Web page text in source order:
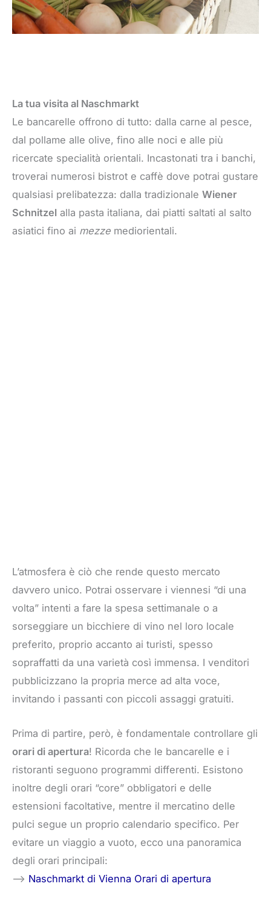
La tua visita al Naschmarkt
Le bancarelle offrono di tutto: dalla carne al pesce,
dal pollame alle olive, fino alle noci e alle più
ricercate specialità orientali. Incastonati tra i banchi,
troverai numerosi bistrot e caffè dove potrai gustare
qualsiasi prelibatezza: dalla tradizionale Wiener
Schnitzel alla pasta italiana, dai piatti saltati al salto
asiatici fino ai mezze mediorientali.
L’atmosfera è ciò che rende questo mercato
davvero unico. Potrai osservare i viennesi “di una
volta” intenti a fare la spesa settimanale o a
sorseggiare un bicchiere di vino nel loro locale
preferito, proprio accanto ai turisti, spesso
sopraffatti da una varietà così immensa. I venditori
pubblicizzano la propria merce ad alta voce,
invitando i passanti con piccoli assaggi gratuiti.
Prima di partire, però, è fondamentale controllare gli
orari di apertura! Ricorda che le bancarelle e i
ristoranti seguono programmi differenti. Esistono
inoltre degli orari “core” obbligatori e delle
estensioni facoltative, mentre il mercatino delle
pulci segue un proprio calendario specifico. Per
evitare un viaggio a vuoto, ecco una panoramica
degli orari principali:
–> Naschmarkt di Vienna Orari di apertura